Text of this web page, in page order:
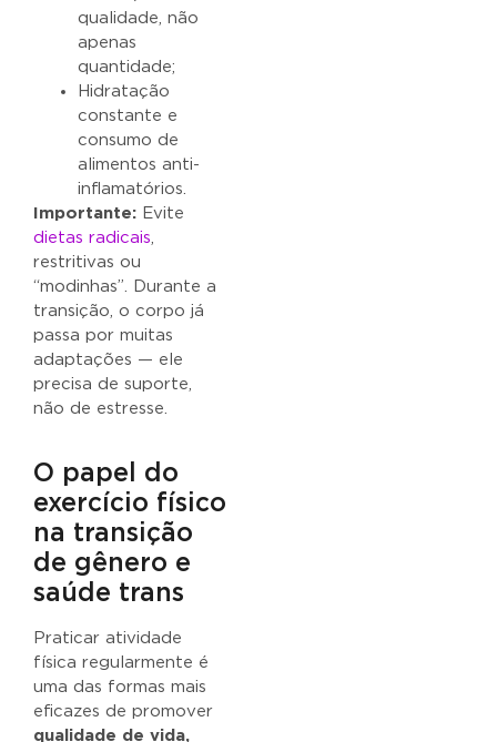
qualidade, não
apenas
quantidade;
Hidratação
constante e
consumo de
alimentos anti-
inflamatórios.
Importante: Evite
dietas radicais,
restritivas ou
“modinhas”. Durante a
transição, o corpo já
passa por muitas
adaptações — ele
precisa de suporte,
não de estresse.
O papel do
exercício físico
na transição
de gênero e
saúde trans
Praticar atividade
física regularmente é
uma das formas mais
eficazes de promover
qualidade de vida,